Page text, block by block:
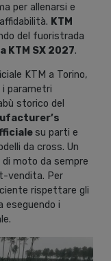
per allenarsi e
KTM
del fuoristrada
KTM SX 2027.
KTM a Torino,
i parametri
storico del
su parti e
da cross. Un
moto da sempre
vendita. Per
rispettare gli
eseguendo i